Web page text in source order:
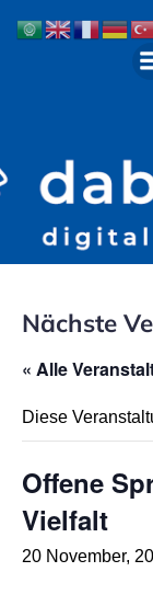
Nächste
« Alle
Diese
Offene
Vielfalt
20 November,